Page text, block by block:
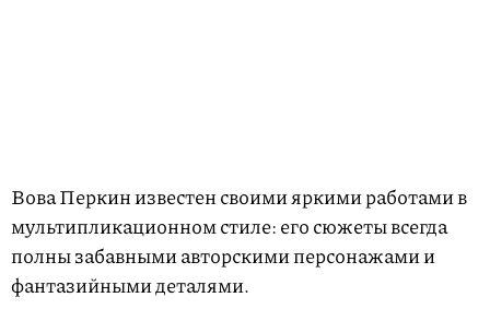
Вова Перкин известен своими яркими работами в
мультипликационном стиле: его сюжеты всегда
полны забавными авторскими персонажами и
фантазийными деталями.